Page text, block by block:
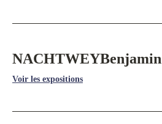
NACHTWEYBenjamin
Voir les expositions